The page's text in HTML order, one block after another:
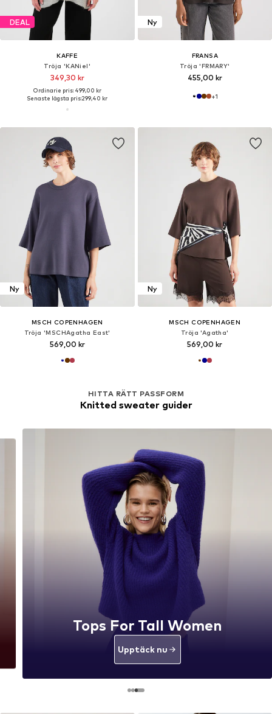
DEAL
KAFFE
Tröja 'KANiel'
349,30 kr
Ordinarie pris: 499,00 kr
Senaste lägsta pris:299,40 kr
Ny
FRANSA
Tröja 'FRMARY'
455,00 kr
+1
Ny
MSCH COPENHAGEN
Tröja 'MSCHAgatha East'
569,00 kr
Ny
MSCH COPENHAGEN
Tröja 'Agatha'
569,00 kr
HITTA RÄTT PASSFORM
Knitted sweater guider
Tops For Tall Women
Upptäck nu